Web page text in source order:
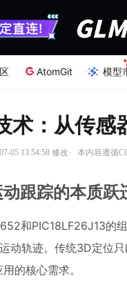
AtomGit 模型
术：从传感
05 13:54:58 修改· 本内容遵循
跟踪的本质跃
和PIC18LF26J13的
动轨迹。传统3D定位
的核心需求。